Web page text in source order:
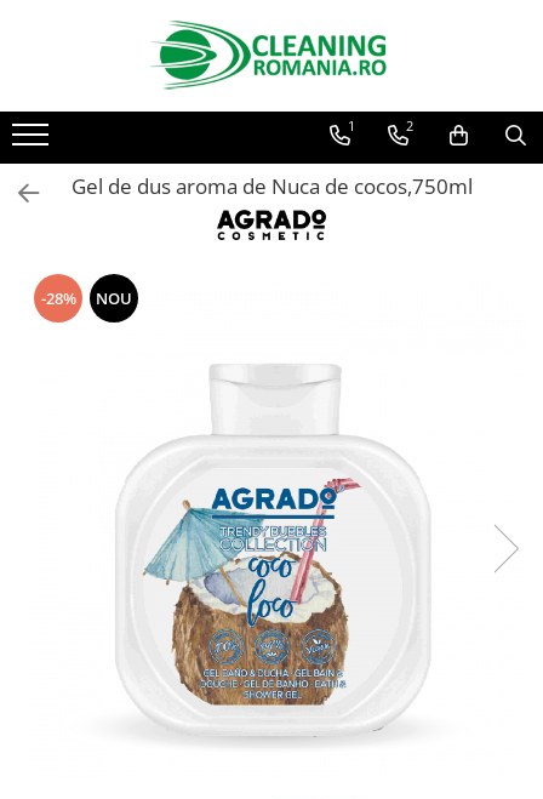
Toate Produsele
Curatenie & Intretinere Casa
Detergenti si solutii concentrate
pentru pardoseli
Produse Bio pentru Casa
Detergenti si solutii pentru geam
si sticla
Detergenti si solutii pentru
suprafete de lemn si mobila
Solutii desfundat tevi
Curatenie Traditionala
Detergenti de vase si solutii
pentru bucatarie
Detergenti Rufe & Intretinere
Balsam de rufe
Parfum de rufe si esente
concentrate parfumare rufe
1 2
Gel de dus aroma de Nuca de cocos,750ml
-28% NOU